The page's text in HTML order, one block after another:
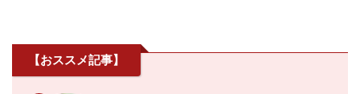
【おススメ記事】